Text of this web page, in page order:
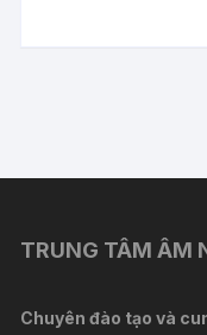
TRUNG TÂM ÂM
Chuyên đào tạo và